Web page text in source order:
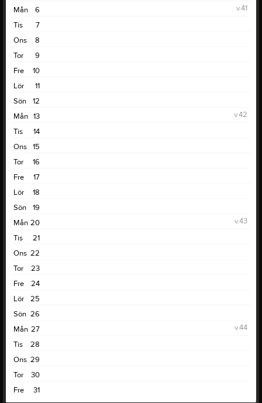
6
Mån
v.41
7
Tis
8
Ons
9
Tor
10
Fre
11
Lör
12
Sön
13
Mån
v.42
14
Tis
15
Ons
16
Tor
17
Fre
18
Lör
19
Sön
20
Mån
v.43
21
Tis
22
Ons
23
Tor
24
Fre
25
Lör
26
Sön
27
Mån
v.44
28
Tis
29
Ons
30
Tor
31
Fre